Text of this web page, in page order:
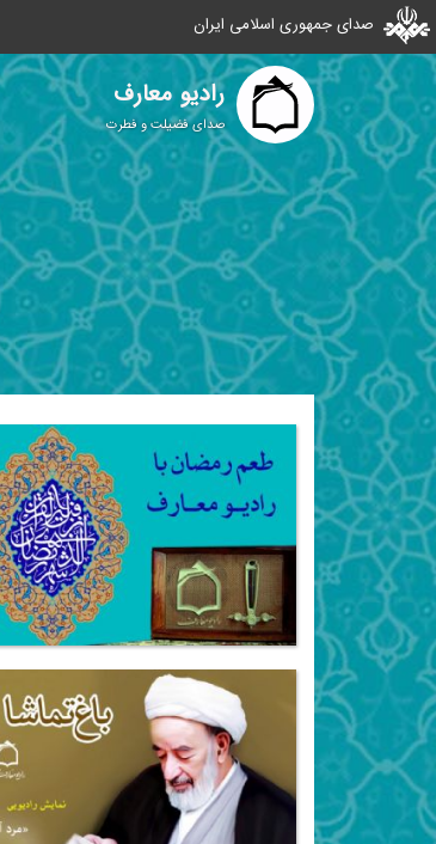
صدای جمهوری اسلامی ایران
رادیو معارف
صدای فضیلت و فطرت